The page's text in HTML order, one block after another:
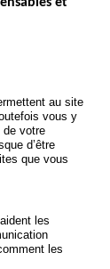
ACCIDENTS DE
au site
vous y
de votre
d’être
que vous
les
les